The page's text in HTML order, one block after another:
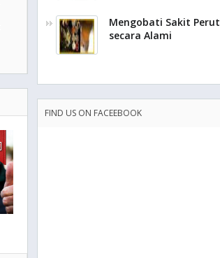
Mengobati Sakit Perut
secara Alami
FIND US ON FACEEBOOK